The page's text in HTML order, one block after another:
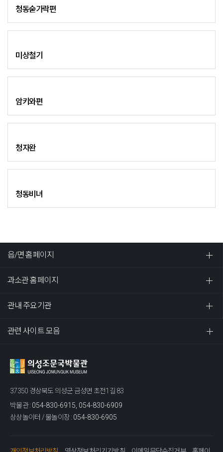
청동숟가락편
미상철기
암키와편
청자완
청동비녀
읍/면 홈페이지
과소관 홈페이지
관내 주요기관
관련 사이트 모음
37350 경상북도 의성군 금성면 초전1길 83
박물관 : 054-830-6915, 054-830-6909
상상놀이터 / 물놀이장 : 054-830-6905